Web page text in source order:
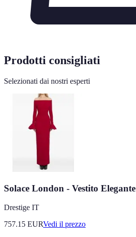
Prodotti consigliati
Selezionati dai nostri esperti
Solace London - Vestito Elegante
Drestige IT
757.15 EURVedi il prezzo